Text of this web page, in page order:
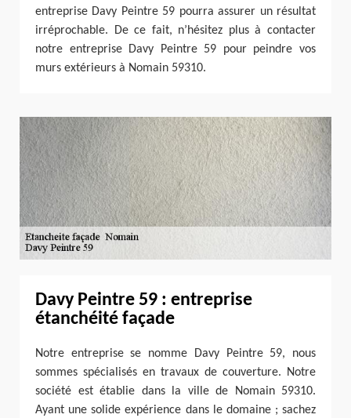
entreprise Davy Peintre 59 pourra assurer un résultat
irréprochable. De ce fait, n’hésitez plus à contacter
notre entreprise Davy Peintre 59 pour peindre vos
murs extérieurs à Nomain 59310.
Davy Peintre 59 : entreprise
étanchéité façade
Notre entreprise se nomme Davy Peintre 59, nous
sommes spécialisés en travaux de couverture. Notre
société est établie dans la ville de Nomain 59310.
Ayant une solide expérience dans le domaine ; sachez